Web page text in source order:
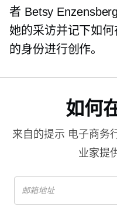
者 Betsy
她的采访并记下如
的身份进行创作。
如何
来自的提示 电子商务
业家提